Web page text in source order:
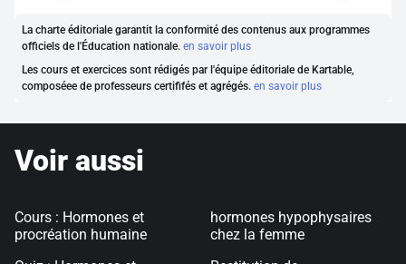
La charte éditoriale garantit la conformité des contenus aux programmes
officiels de l'Éducation nationale. en savoir plus
Les cours et exercices sont rédigés par l'équipe éditoriale de Kartable,
composéee de professeurs certififés et agrégés. en savoir plus
Voir aussi
Cours : Hormones et
procréation humaine
hormones hypophysaires
chez la femme